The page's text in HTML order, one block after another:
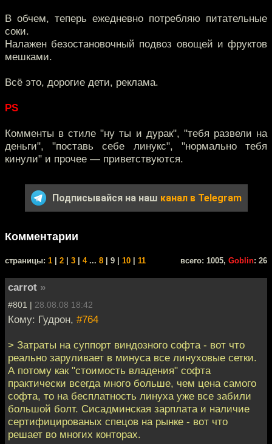
В обчем, теперь ежедневно потребляю питательные
соки.
Налажен безостановочный подвоз овощей и фруктов
мешками.
Всё это, дорогие дети, реклама.
PS
Комменты в стиле "ну ты и дурак", "тебя развели на
деньги", "поставь себе линукс", "нормально тебя
кинули" и прочее — приветствуются.
Подписывайся на наш канал в Telegram
Комментарии
cтраницы: 1 2 3 4... 8 | 9 | 10 11 всего: 1005, Goblin: 26
carrot »
#801 | 28.08.08 18:42
Кому: Гудрон, #764
> Затраты на суппорт виндозного софта - вот что
реально заруливает в минуса все линуховые сетки.
А потому как "стоимость владения" софта
практически всегда много больше, чем цена самого
софта, то на бесплатность линуха уже все забили
большой болт. Сисадминская зарплата и наличие
сертифицированых спецов на рынке - вот что
решает во многих конторах.